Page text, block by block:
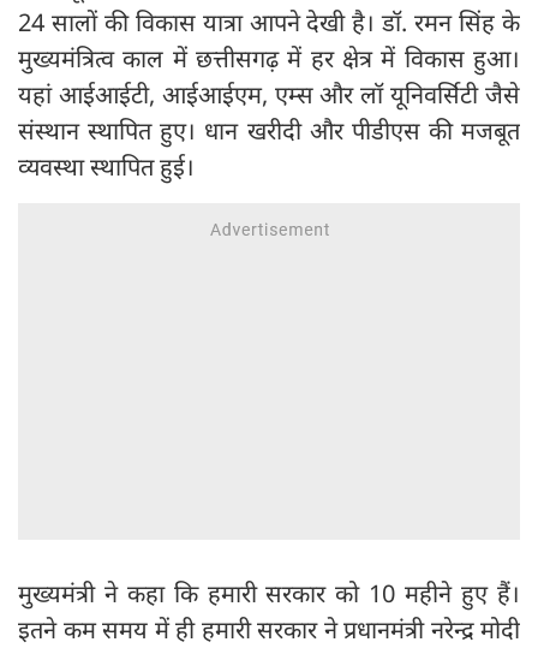
24 सालों की विकास यात्रा आपने देखी है। डॉ. रमन सिंह के
मुख्यमंत्रित्व काल में छत्तीसगढ़ में हर क्षेत्र में विकास हुआ।
यहां आईआईटी, आईआईएम, एम्स और लॉ यूनिवर्सिटी जैसे
संस्थान स्थापित हुए। धान खरीदी और पीडीएस की मजबूत
व्यवस्था स्थापित हुई।
मुख्यमंत्री ने कहा कि हमारी सरकार को 10 महीने हुए हैं।
इतने कम समय में ही हमारी सरकार ने प्रधानमंत्री नरेन्द्र मोदी